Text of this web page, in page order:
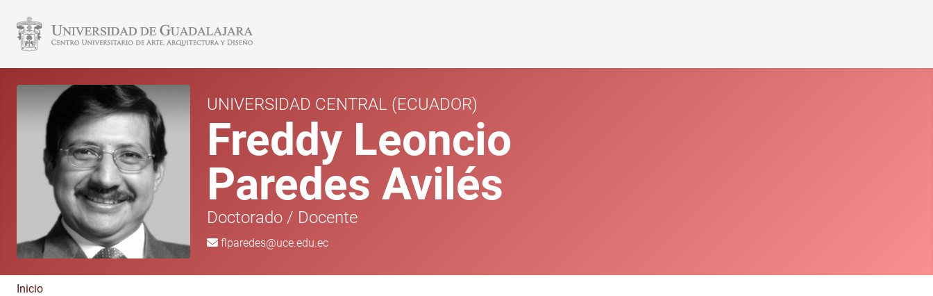
UNIVERSIDAD CENTRAL (ECUADOR)
Freddy Leoncio
Paredes Avilés
Doctorado / Docente
flparedes@uce.edu.ec
Inicio